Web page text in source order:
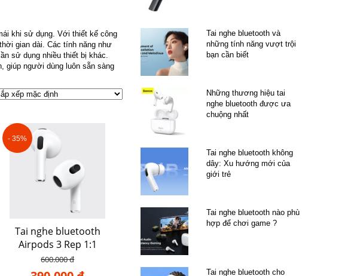
khi sử dụng. Với thiết kế công
gian dài. Các tính năng như
sử dụng nhiều thiết bị khác.
giúp người dùng luôn sẵn sàng
- 35%
Tai nghe bluetooth
Airpods 3 Rep 1:1
600.000 đ
Tai nghe bluetooth và
những tính năng vượt trội
bạn cần biết
Những thương hiệu tai
nghe bluetooth được ưa
chuộng nhất
Tai nghe bluetooth không
dây: Xu hướng mới của
giới trẻ
Tai nghe bluetooth nào phù
hợp để chơi game ?
Tai nghe bluetooth cho